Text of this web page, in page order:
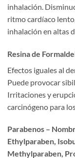
inhalación.
ritmo cardíaco
inhalación en altas
Resina de
Efectos iguales al
Puede provocar
Irritaciones y
carcinógeno para
Parabenos –
Ethylparaben,
Methylparaben,